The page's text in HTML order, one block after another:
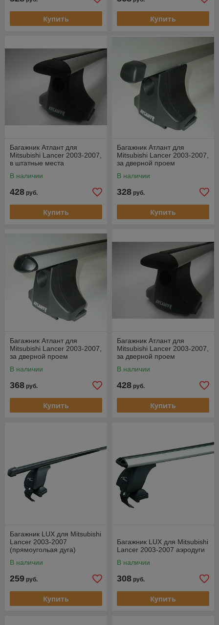
Купить Купить
Багажник Атлант для
Mitsubishi Lancer 2003-2007,
в штатные места
В наличии
428 руб.
Купить
Багажник Атлант для
Mitsubishi Lancer 2003-2007,
за дверной проем
В наличии
328 руб.
Купить
Багажник Атлант для
Mitsubishi Lancer 2003-2007,
за дверной проем
В наличии
368 руб.
Купить
Багажник Атлант для
Mitsubishi Lancer 2003-2007,
за дверной проем
В наличии
428 руб.
Купить
Багажник LUX для Mitsubishi
Lancer 2003-2007
(прямоугольая дуга)
В наличии
259 руб.
Купить
Багажник LUX для Mitsubishi
Lancer 2003-2007 аэродуги
В наличии
308 руб.
Купить